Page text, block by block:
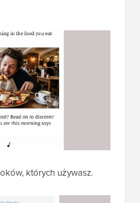
których używasz.